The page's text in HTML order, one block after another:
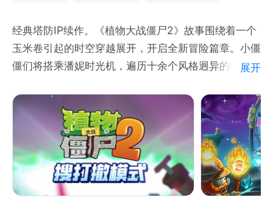
经典塔防IP续作。《植物大战僵尸2》故事围绕着一个
玉米卷引起的时空穿越展开，开启全新冒险篇章。小僵
僵们将搭乘潘妮时光机，遍历十余个风格迥异的时空地
的僵尸族群，与邪恶僵尸博士展开跨时空智斗。
游戏沿袭经典塔防内核，创新加入能量豆大招、神器道
具、植物养成等丰富机制，近300款玩法各异的植物，
为冒险注入无限活力。同时集成双人对决、无尽挑战、
创意庭院等多元模式，兼顾策略性与趣味性，让每一位
小僵僵都能在畅快博弈中，享受奇妙的时空之旅。
展开